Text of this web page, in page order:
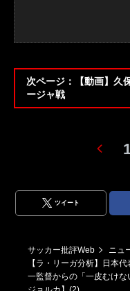
次ページ：【動画】久
ージャ戦
ツイート
サッカー批評Web ニュ
【ラ・リーガ分析】日本
一監督からの「一皮むけ